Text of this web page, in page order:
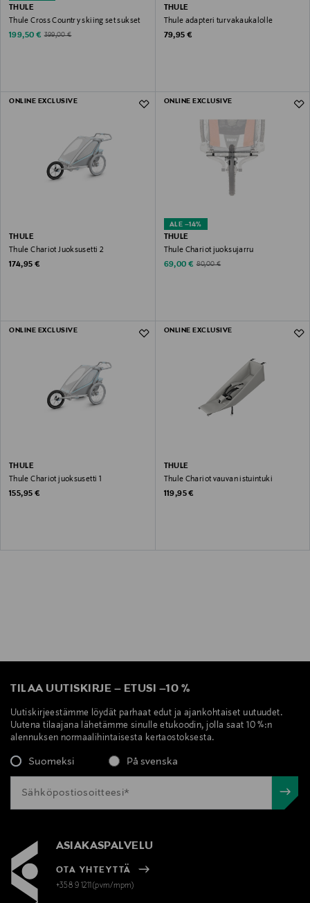
THULE
Thule Cross Country skiing set sukset
Discounted Price
199,50 € Original Price
399,00 €
THULE
Thule adapteri turvakaukalolle
Original Price
79,95 €
ONLINE EXCLUSIVE
THULE
Thule Chariot Juoksusetti 2
Original Price
174,95 €
ALE –14%
ONLINE EXCLUSIVE
THULE
Thule Chariot juoksujarru
Discounted Price
69,00 € Original Price
80,00 €
ONLINE EXCLUSIVE
THULE
Thule Chariot juoksusetti 1
Original Price
155,95 €
ONLINE EXCLUSIVE
THULE
Thule Chariot vauvan istuintuki
Original Price
119,95 €
TILAA UUTISKIRJE – ETUSI –10 %
Uutiskirjeestämme löydät parhaat edut ja ajankohtaiset uutuudet.
Uutena tilaajana lähetämme sinulle etukoodin, jolla saat 10 %:n
alennuksen normaalihintaisesta kertaostoksesta.
Suomeksi På svenska
ASIAKASPALVELU
OTA YHTEYTTÄ
+358 9 1211(pvm/mpm)